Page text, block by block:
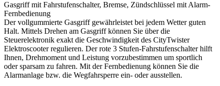
Gasgriff mit Fahrstufenschalter, Bremse, Zündschlüssel mit Alarm-
Fernbedienung
Der vollgummierte Gasgriff gewährleistet bei jedem Wetter guten
Halt. Mittels Drehen am Gasgriff können Sie über die
Steuerelektronik exakt die Geschwindigkeit des CityTwister
Elektroscooter regulieren. Der rote 3 Stufen-Fahrstufenschalter hilft
Ihnen, Drehmoment und Leistung vorzubestimmen um sportlich
oder sparsam zu fahren. Mit der Fernbedienung können Sie die
Alarmanlage bzw. die Wegfahrsperre ein- oder ausstellen.